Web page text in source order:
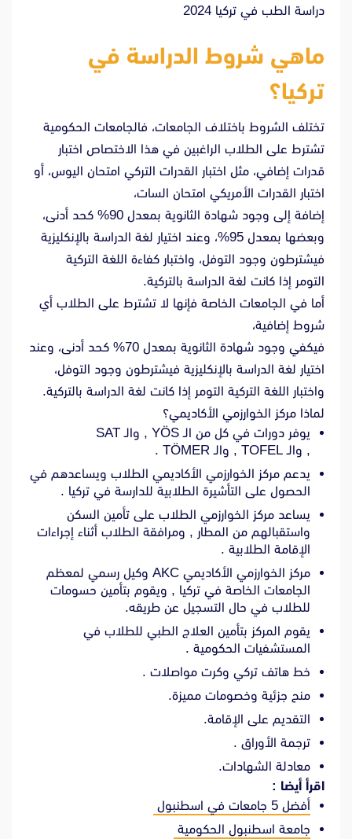
دراسة الطب في تركيا 2024
ماهي شروط الدراسة في
تركيا؟
تختلف الشروط باختلاف الجامعات، فالجامعات الحكومية
تشترط على الطلاب الراغبين في هذا الاختصاص اختبار
قدرات إضافي، مثل اختبار القدرات التركي امتحان اليوس، أو
اختبار القدرات الأمريكي امتحان السات،
إضافة إلى وجود شهادة الثانوية بمعدل 90% كحد أدنى،
وبعضها بمعدل 95%، وعند اختيار لغة الدراسة بالإنكليزية
فيشترطون وجود التوفل، واختبار كفاءة اللغة التركية
التومر إذا كانت لغة الدراسة بالتركية.
أما في الجامعات الخاصة فإنها لا تشترط على الطلاب أي
شروط إضافية،
فيكفي وجود شهادة الثانوية بمعدل 70% كحد أدنى، وعند
اختيار لغة الدراسة بالإنكليزية فيشترطون وجود التوفل،
واختبار اللغة التركية التومر إذا كانت لغة الدراسة بالتركية.
لماذا مركز الخوارزمي الأكاديمي؟
يوفر دورات في كل من الـ YÖS , والـ SAT
, والـ TOFEL , والـ TÖMER .
يدعم مركز الخوارزمي الأكاديمي الطلاب ويساعدهم في
الحصول على التأشيرة الطلابية للدارسة في تركيا .
يساعد مركز الخوارزمي الطلاب على تأمين السكن
واستقبالهم من المطار , ومرافقة الطلاب أثناء إجراءات
الإقامة الطلابية .
مركز الخوارزمي الأكاديمي AKC وكيل رسمي لمعظم
الجامعات الخاصة في تركيا , ويقوم بتأمين حسومات
للطلاب في حال التسجيل عن طريقه.
يقوم المركز بتأمين العلاج الطبي للطلاب في
المستشفيات الحكومية .
خط هاتف تركي وكرت مواصلات .
منح جزئية وخصومات مميزة.
التقديم على الإقامة.
ترجمة الأوراق .
معادلة الشهادات.
اقرأ أيضا :
أفضل 5 جامعات في اسطنبول
جامعة اسطنبول الحكومية